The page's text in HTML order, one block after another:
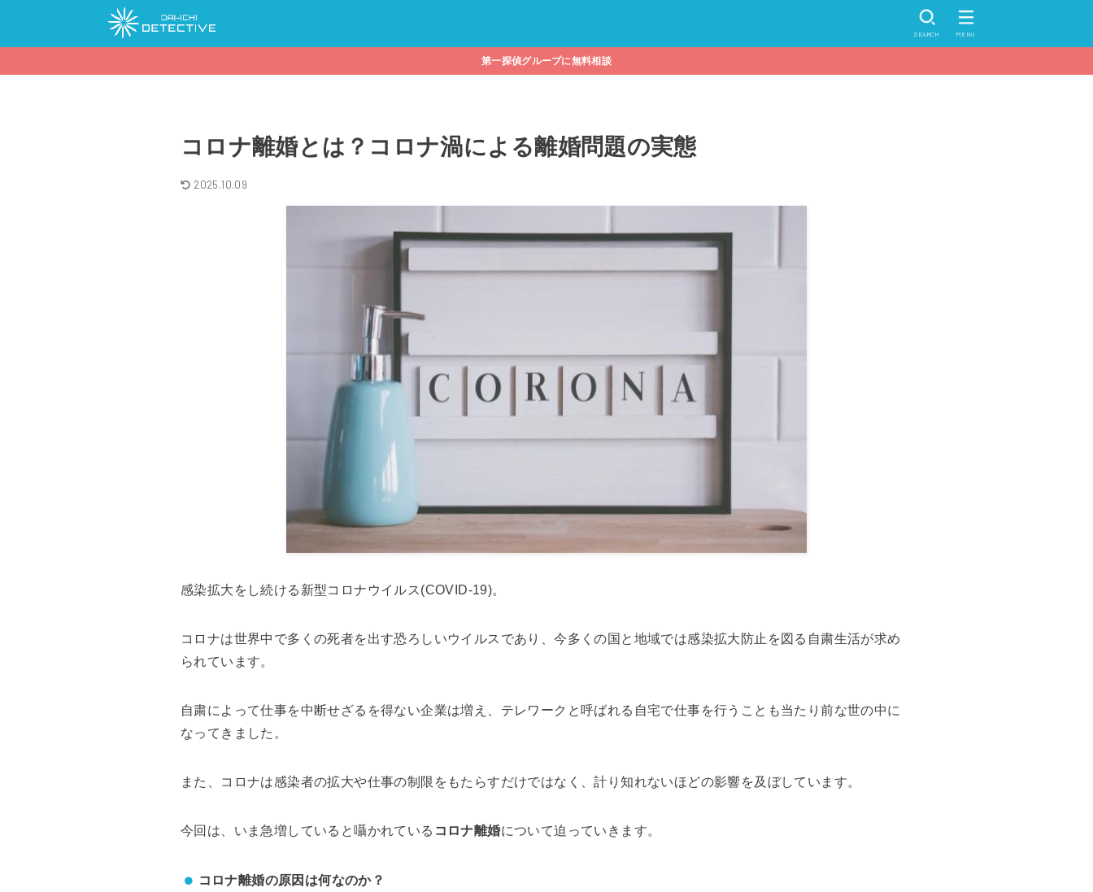
SEARCH MENU
第一探偵グループに無料相談
コロナ離婚とは？コロナ渦による離婚問題の実態
2025.10.09
感染拡大をし続ける新型コロナウイルス(COVID-19)。
コロナは世界中で多くの死者を出す恐ろしいウイルスであり、今多くの国と地域では感染拡大防止を図る自粛生活が求め
られています。
自粛によって仕事を中断せざるを得ない企業は増え、テレワークと呼ばれる自宅で仕事を行うことも当たり前な世の中に
なってきました。
また、コロナは感染者の拡大や仕事の制限をもたらすだけではなく、計り知れないほどの影響を及ぼしています。
今回は、いま急増していると囁かれている コロナ離婚について迫っていきます。
コロナ離婚の原因は何なのか？